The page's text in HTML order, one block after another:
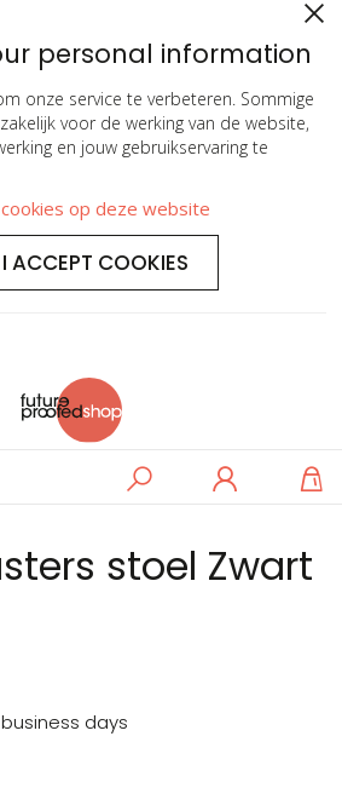
personal information
onze service te verbeteren. Sommige
voor de werking van de website,
en jouw gebruikservaring te
op deze website
I ACCEPT COOKIES
Zoeken
stoel Zwart
days